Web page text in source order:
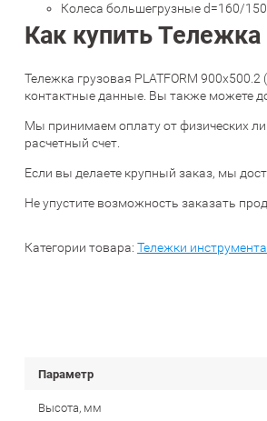
Колеса большегрузные d=160/
Как купить Тележка
Тележка грузовая PLATFORM
контактные данные. Вы также можете
Мы принимаем оплату от физических
расчетный счет.
Если вы делаете крупный заказ, мы
Не упустите возможность заказать
Категории товара: Тележки
Параметр
Высота, мм